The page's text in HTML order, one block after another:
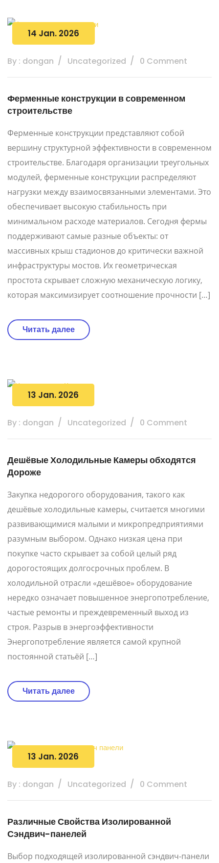
14 Jan. 2026
By : dongan Uncategorized 0 Comment
Ферменные конструкции в современном
строительстве
Ферменные конструкции представляют собой
вершину структурной эффективности в современном
строительстве. Благодаря организации треугольных
модулей, ферменные конструкции распределяют
нагрузки между взаимосвязанными элементами. Это
обеспечивает высокую стабильность при
минимальном расходе материалов. Сегодня фермы
поддерживают самые разные объекты: от
массивных крыш стадионов до критически важной
инфраструктуры мостов. Их геометрическая
простота скрывает сложную механическую логику,
которая максимизирует соотношение прочности […]
Читать далее
13 Jan. 2026
By : dongan Uncategorized 0 Comment
Дешёвые Холодильные Камеры обходятся
Дороже
Закупка недорогого оборудования, такого как
дешёвые холодильные камеры, считается многими
развивающимися малыми и микропредприятиями
разумным выбором. Однако низкая цена при
покупке часто скрывает за собой целый ряд
дорогостоящих долгосрочных проблем. В
холодильной отрасли «дешёвое» оборудование
нередко означает повышенное энергопотребление,
частые ремонты и преждевременный выход из
строя. Разрыв в энергоэффективности
Энергопотребление является самой крупной
постоянной статьёй […]
Читать далее
13 Jan. 2026
By : dongan Uncategorized 0 Comment
Различные Свойства Изолированной
Сэндвич-панелей
Выбор подходящей изолированной сэндвич-панели